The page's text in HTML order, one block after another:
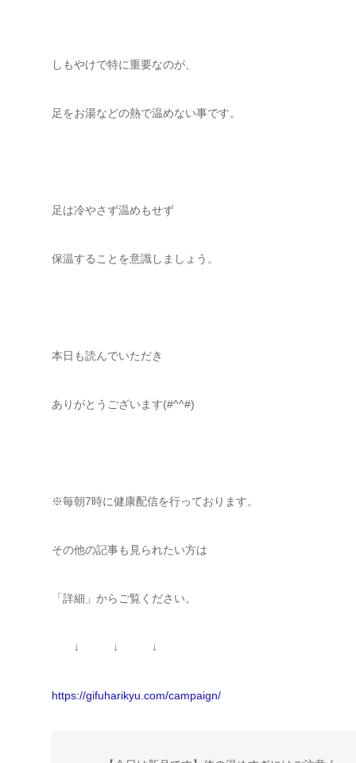
しもやけで特に重要なのが、
足をお湯などの熱で温めない事です。
足は冷やさず温めもせず
保温することを意識しましょう。
本日も読んでいただき
ありがとうございます(#^^#)
※毎朝7時に健康配信を行っております。
その他の記事も見られたい方は
「詳細」からご覧ください。
↓ ↓ ↓
https://gifuharikyu.com/campaign/